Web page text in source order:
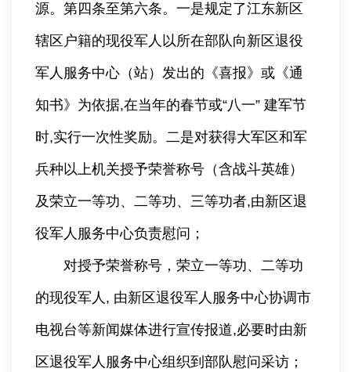
源。第四条至第六条。一是规定了江东新区
辖区户籍的现役军人以所在部队向新区退役
军人服务中心（站）发出的《喜报》或《通
知书》为依据,在当年的春节或“八一” 建军节
时,实行一次性奖励。二是对获得大军区和军
兵种以上机关授予荣誉称号（含战斗英雄）
及荣立一等功、二等功、三等功者,由新区退
役军人服务中心负责慰问；
对授予荣誉称号，荣立一等功、二等功
的现役军人, 由新区退役军人服务中心协调市
电视台等新闻媒体进行宣传报道,必要时由新
区退役军人服务中心组织到部队慰问采访；